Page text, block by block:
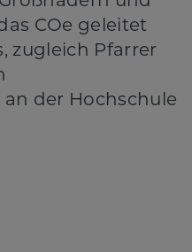
COe geleitet
zugleich Pfarrer
der Hochschule